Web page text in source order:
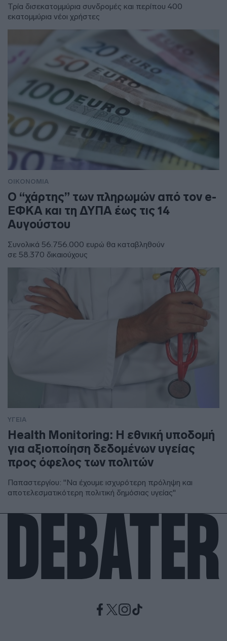
Τρία δισεκατομμύρια συνδρομές και περίπου 400
εκατομμύρια νέοι χρήστες
ΟΙΚΟΝΟΜΙΑ
Ο “χάρτης” των πληρωμών από τον e-
ΕΦΚΑ και τη ΔΥΠΑ έως τις 14
Αυγούστου
Συνολικά 56.756.000 ευρώ θα καταβληθούν
σε 58.370 δικαιούχους
ΥΓΕΙΑ
Health Monitoring: Η εθνική υποδομή
για αξιοποίηση δεδομένων υγείας
προς όφελος των πολιτών
Παπαστεργίου: "Να έχουμε ισχυρότερη πρόληψη και
αποτελεσματικότερη πολιτική δημόσιας υγείας"